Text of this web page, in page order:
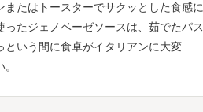
たはトースターでサクッとした食感に
たジェノベーゼソースは、茹でたパス
という間に食卓がイタリアンに大変